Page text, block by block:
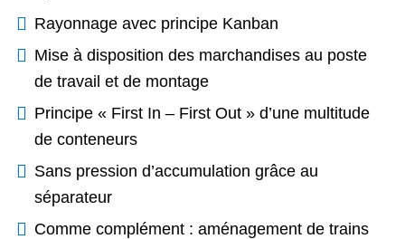
Rayonnage avec principe Kanban
Mise à disposition des marchandises au poste
de travail et de montage
Principe « First In – First Out » d’une multitude
de conteneurs
Sans pression d’accumulation grâce au
séparateur
Comme complément : aménagement de trains